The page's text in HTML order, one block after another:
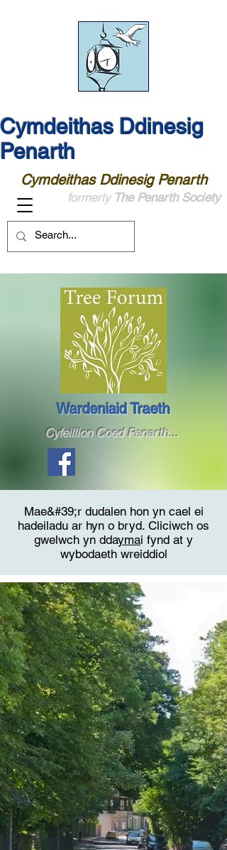
Cymdeithas Ddinesig
Penarth
Cymdeithas Ddinesig Penarth
formerly The Penarth Society
Wardeniaid Traeth
Cyfeillion Coed Penarth...
Mae&#39;r dudalen hon yn cael ei
hadeiladu ar hyn o bryd. Cliciwch os
gwelwch yn ddaymai fynd at y
wybodaeth wreiddiol